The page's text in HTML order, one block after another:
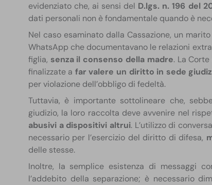
evidenziato che, ai sensi del D.lgs. n. 196 del
dati personali non è fondamentale quando è
Nel caso esaminato dalla Cassazione, un
WhatsApp che documentavano le relazioni
figlia, senza il consenso della madre. La
finalizzate a far valere un diritto in sede
per violazione dell’obbligo di fedeltà.
Tuttavia, è importante sottolineare che,
giudizio, la loro raccolta deve avvenire nel
abusivi a dispositivi altrui. L’utilizzo di
necessario per l’esercizio del diritto di difesa,
delle stesse. ​
Inoltre, la semplice esistenza di messaggi
l’addebito della separazione; è necessario